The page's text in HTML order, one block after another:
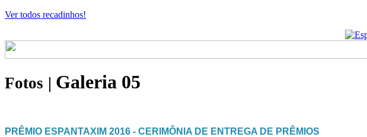
Ver todos recadinhos!
Fotos | Galeria 05
PRÊMIO ESPANTAXIM 2016 - CERIMÔNIA DE ENTREGA DE PRÊMIOS